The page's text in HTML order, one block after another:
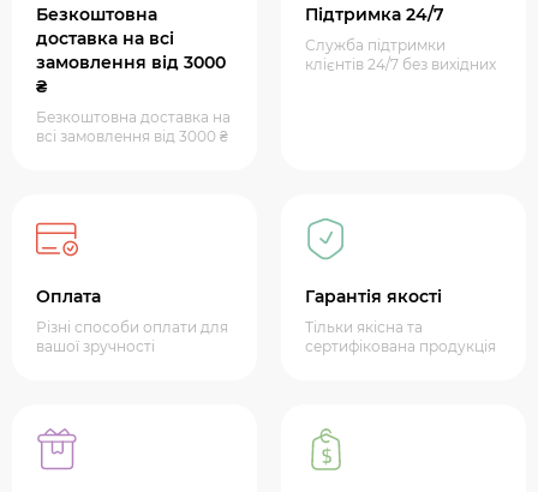
Безкоштовна
доставка на всі
замовлення від 3000
₴
Безкоштовна доставка на
всі замовлення від 3000 ₴
Підтримка 24/7
Служба підтримки
клієнтів 24/7 без вихідних
Оплата
Різні способи оплати для
вашої зручності
Гарантія якості
Тільки якісна та
сертифікована продукція